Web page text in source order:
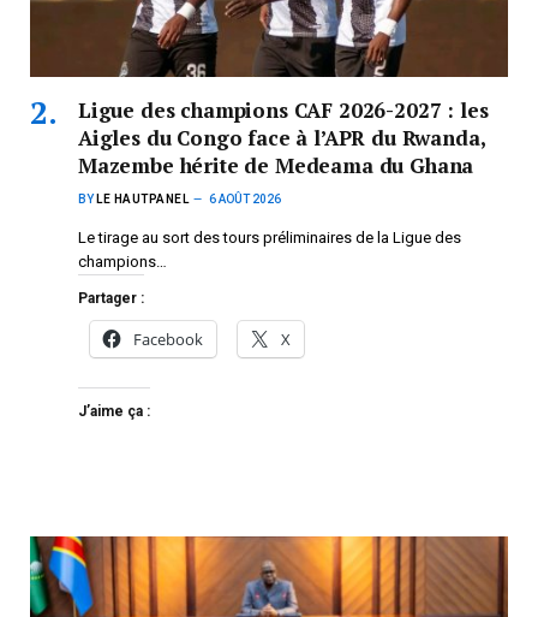
Ligue des champions CAF 2026-2027 : les
Aigles du Congo face à l’APR du Rwanda,
Mazembe hérite de Medeama du Ghana
BY LE HAUTPANEL 6 AOÛT 2026
Le tirage au sort des tours préliminaires de la Ligue des
champions…
Partager :
Facebook X
J’aime ça :